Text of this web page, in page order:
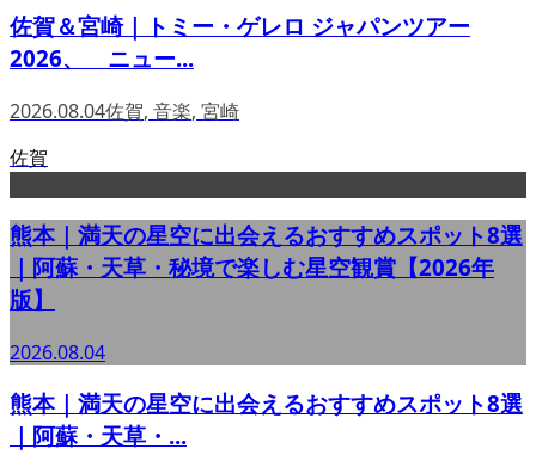
佐賀＆宮崎｜トミー・ゲレロ ジャパンツアー
2026、 ニュー...
2026.08.04佐賀, 音楽, 宮崎
佐賀
熊本｜満天の星空に出会えるおすすめスポット8選
｜阿蘇・天草・秘境で楽しむ星空観賞【2026年
版】
2026.08.04
熊本｜満天の星空に出会えるおすすめスポット8選
｜阿蘇・天草・...